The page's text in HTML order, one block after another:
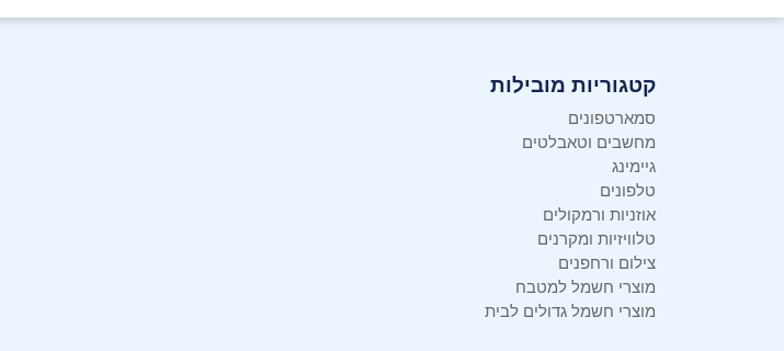
קטגוריות מובילות
סמארטפונים
מחשבים וטאבלטים
גיימינג
טלפונים
אוזניות ורמקולים
טלוויזיות ומקרנים
צילום ורחפנים
מוצרי חשמל למטבח
מוצרי חשמל גדולים לבית